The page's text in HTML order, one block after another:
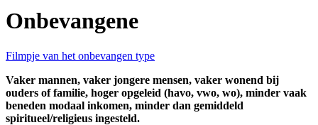
Onbevangene
Filmpje van het onbevangen type
Vaker mannen, vaker jongere mensen, vaker wonend bij
ouders of familie, hoger opgeleid (havo, vwo, wo), minder vaak
beneden modaal inkomen, minder dan gemiddeld
spiritueel/religieus ingesteld.